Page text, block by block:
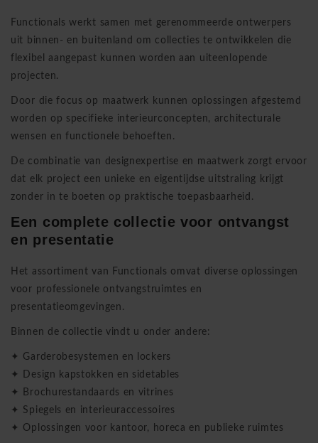
Functionals werkt samen met gerenommeerde ontwerpers
uit binnen- en buitenland om collecties te ontwikkelen die
flexibel aangepast kunnen worden aan uiteenlopende
projecten.
Door die focus op maatwerk kunnen oplossingen afgestemd
worden op specifieke interieurconcepten, architecturale
wensen en functionele behoeften.
De combinatie van designexpertise en maatwerk zorgt ervoor
dat elk project een unieke en eigentijdse uitstraling krijgt
zonder in te boeten op praktische toepasbaarheid.
Een complete collectie voor ontvangst
en presentatie
Het assortiment van Functionals omvat diverse oplossingen
voor professionele ontvangstruimtes en
presentatieomgevingen.
Binnen de collectie vindt u onder andere:
✦ Garderobesystemen en lockers
✦ Design kapstokken en sidetables
✦ Brochurestandaards en vitrines
✦ Spiegels en interieuraccessoires
✦ Oplossingen voor kantoor, horeca en publieke ruimtes